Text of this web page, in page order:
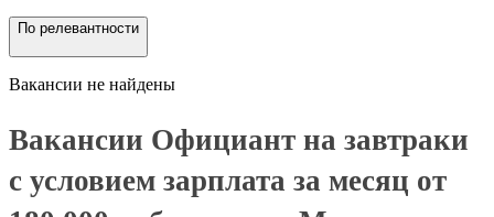
По релевантности
Вакансии не найдены
Вакансии Официант на завтраки
с условием зарплата за месяц от